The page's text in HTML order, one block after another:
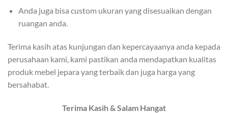
Anda juga bisa custom ukuran yang disesuaikan dengan
ruangan anda.
Terima kasih atas kunjungan dan kepercayaanya anda kepada
perusahaan kami, kami pastikan anda mendapatkan kualitas
produk mebel jepara yang terbaik dan juga harga yang
bersahabat.
Terima Kasih & Salam Hangat